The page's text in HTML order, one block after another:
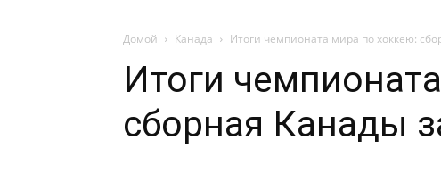
Домой Канада Итоги чемпионата мира по хоккею:
Итоги
сборная Канады